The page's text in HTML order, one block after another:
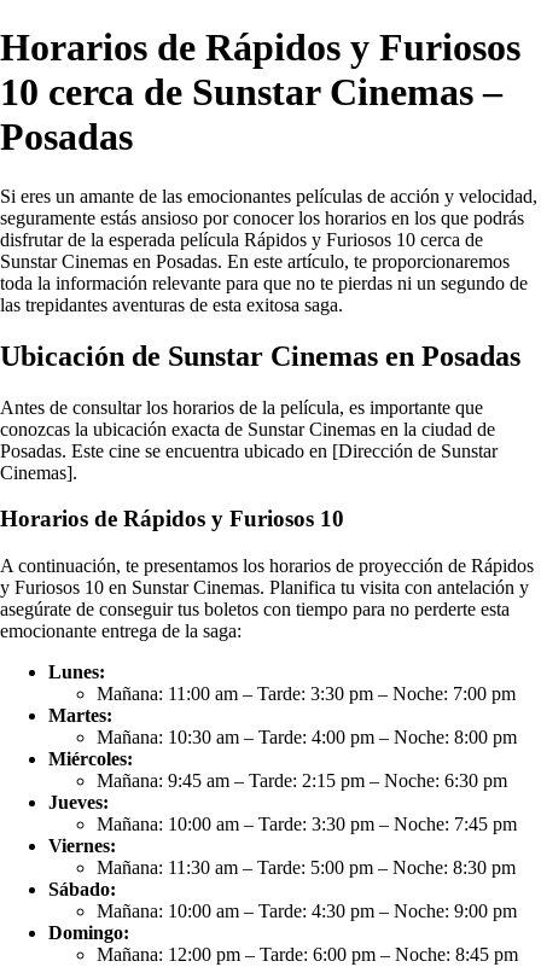
Horarios de Rápidos y Furiosos
10 cerca de Sunstar Cinemas –
Posadas
Si eres un amante de las emocionantes películas de acción y velocidad,
seguramente estás ansioso por conocer los horarios en los que podrás
disfrutar de la esperada película Rápidos y Furiosos 10 cerca de
Sunstar Cinemas en Posadas. En este artículo, te proporcionaremos
toda la información relevante para que no te pierdas ni un segundo de
las trepidantes aventuras de esta exitosa saga.
Ubicación de Sunstar Cinemas en Posadas
Antes de consultar los horarios de la película, es importante que
conozcas la ubicación exacta de Sunstar Cinemas en la ciudad de
Posadas. Este cine se encuentra ubicado en [Dirección de Sunstar
Cinemas].
Horarios de Rápidos y Furiosos 10
A continuación, te presentamos los horarios de proyección de Rápidos
y Furiosos 10 en Sunstar Cinemas. Planifica tu visita con antelación y
asegúrate de conseguir tus boletos con tiempo para no perderte esta
emocionante entrega de la saga:
Lunes:
Mañana: 11:00 am – Tarde: 3:30 pm – Noche: 7:00 pm
Martes:
Mañana: 10:30 am – Tarde: 4:00 pm – Noche: 8:00 pm
Miércoles:
Mañana: 9:45 am – Tarde: 2:15 pm – Noche: 6:30 pm
Jueves:
Mañana: 10:00 am – Tarde: 3:30 pm – Noche: 7:45 pm
Viernes:
Mañana: 11:30 am – Tarde: 5:00 pm – Noche: 8:30 pm
Sábado:
Mañana: 10:00 am – Tarde: 4:30 pm – Noche: 9:00 pm
Domingo:
Mañana: 12:00 pm – Tarde: 6:00 pm – Noche: 8:45 pm